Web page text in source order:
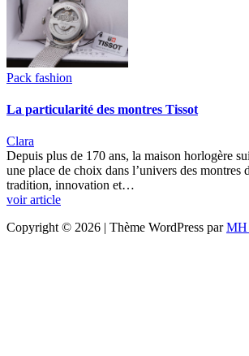
Pack fashion
La particularité des montres Tissot
Clara
Depuis plus de 170 ans, la maison horlogère
une place de choix dans l’univers des montres
tradition, innovation et…
voir article
Copyright © 2026 | Thème WordPress parMH